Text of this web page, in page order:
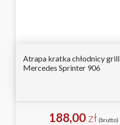
Atrapa kratka chłodnicy grill
Mercedes Sprinter 906
188,00 zł (brutto)